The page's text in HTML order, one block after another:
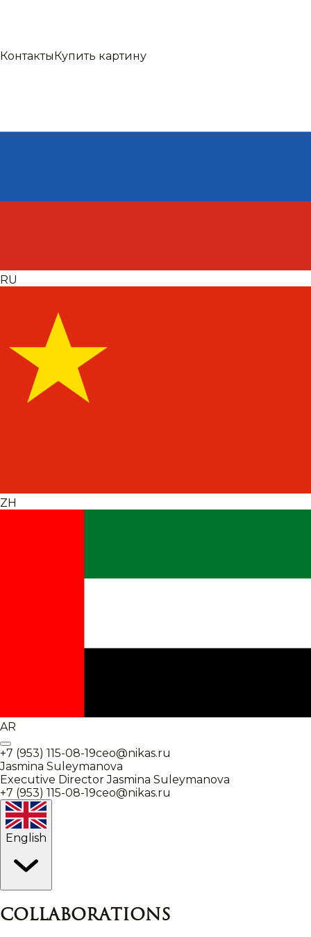
КонтактыКупить картину
RU
ZH
AR
+7 (953) 115-08-19ceo@nikas.ru
Jasmina Suleymanova
Executive Director Jasmina Suleymanova
+7 (953) 115-08-19ceo@nikas.ru
English
Collaborations